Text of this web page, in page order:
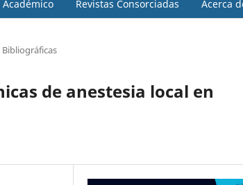
Académico Revistas Consorciadas Acerca
Bibliográficas
de anestesia local en